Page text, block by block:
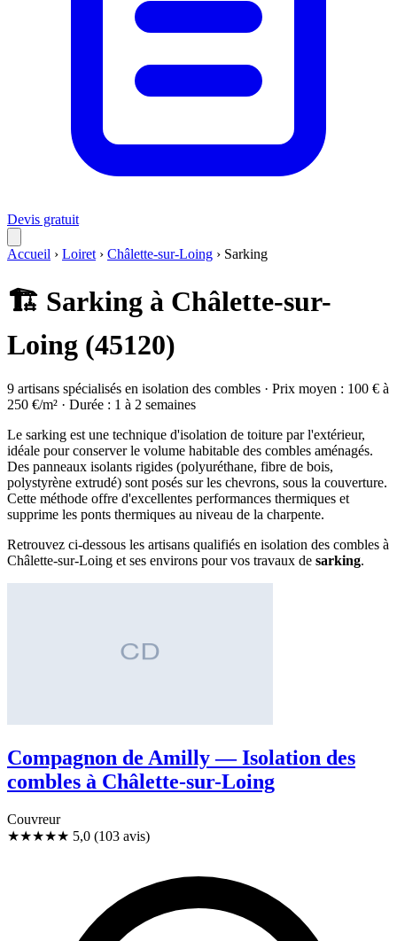
Devis gratuit
Accueil › Loiret › Châlette-sur-Loing › Sarking
🏗️ Sarking à Châlette-sur-
Loing (45120)
9 artisans spécialisés en isolation des combles · Prix moyen : 100 € à
250 €/m² · Durée : 1 à 2 semaines
Le sarking est une technique d'isolation de toiture par l'extérieur,
idéale pour conserver le volume habitable des combles aménagés.
Des panneaux isolants rigides (polyuréthane, fibre de bois,
polystyrène extrudé) sont posés sur les chevrons, sous la couverture.
Cette méthode offre d'excellentes performances thermiques et
supprime les ponts thermiques au niveau de la charpente.
Retrouvez ci-dessous les artisans qualifiés en isolation des combles à
Châlette-sur-Loing et ses environs pour vos travaux de sarking.
Compagnon de Amilly — Isolation des
combles à Châlette-sur-Loing
Couvreur
★★★★★ 5,0 (103 avis)